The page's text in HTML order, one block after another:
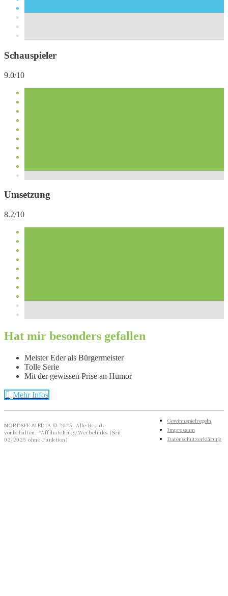
Schauspieler
9.0/10
Umsetzung
8.2/10
Hat mir besonders gefallen
Meister Eder als Bürgermeister
Tolle Serie
Mit der gewissen Prise an Humor
Mehr Infos
NORDSEE.MEDIA © 2025. Alle Rechte
vorbehalten. *Affiliatelinks/Werbelinks (Seit
02/2025 ohne Funktion)
Gewinnspielregeln
Impressum
Datenschutzerklärung